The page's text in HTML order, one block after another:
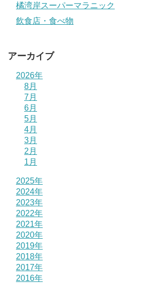
橘湾岸スーパーマラニック
飲食店・食べ物
アーカイブ
2026年
8月
7月
6月
5月
4月
3月
2月
1月
2025年
2024年
2023年
2022年
2021年
2020年
2019年
2018年
2017年
2016年